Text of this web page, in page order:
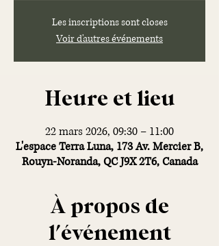
Les inscriptions sont closes
Voir d'autres événements
Heure et lieu
22 mars 2026, 09:30 – 11:00
L'espace Terra Luna, 173 Av. Mercier B,
Rouyn-Noranda, QC J9X 2T6, Canada
À propos de
l'événement